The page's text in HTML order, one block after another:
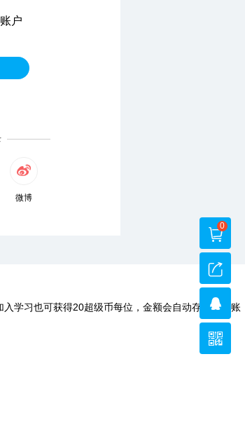
户
微博
0
学习也可获得20超级币每位，金额会自动存入您的账